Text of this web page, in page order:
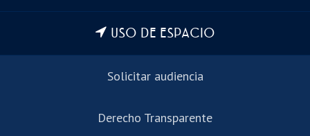
USO DE ESPACIO
Solicitar audiencia
Derecho Transparente